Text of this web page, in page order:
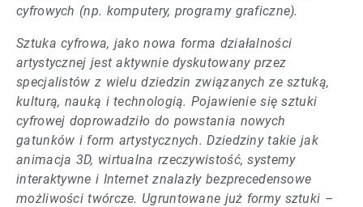
cyfrowych (np. komputery, programy graficzne).
Sztuka cyfrowa, jako nowa forma działalności
artystycznej jest aktywnie dyskutowany przez
specjalistów z wielu dziedzin związanych ze sztuką,
kulturą, nauką i technologią. Pojawienie się sztuki
cyfrowej doprowadziło do powstania nowych
gatunków i form artystycznych. Dziedziny takie jak
animacja 3D, wirtualna rzeczywistość, systemy
interaktywne i Internet znalazły bezprecedensowe
możliwości twórcze. Ugruntowane już formy sztuki –